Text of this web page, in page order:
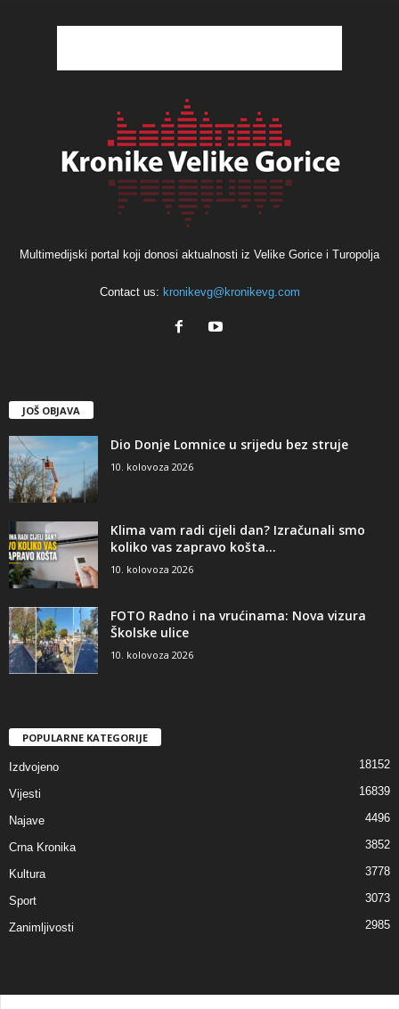
Multimedijski portal koji donosi aktualnosti iz Velike Gorice i Turopolja
Contact us: kronikevg@kronikevg.com
JOŠ OBJAVA
Dio Donje Lomnice u srijedu bez struje
10. kolovoza 2026
Klima vam radi cijeli dan? Izračunali smo
koliko vas zapravo košta...
10. kolovoza 2026
FOTO Radno i na vrućinama: Nova vizura
Školske ulice
10. kolovoza 2026
POPULARNE KATEGORIJE
Izdvojeno 18152
Vijesti 16839
Najave 4496
Crna Kronika 3852
Kultura 3778
Sport 3073
Zanimljivosti 2985